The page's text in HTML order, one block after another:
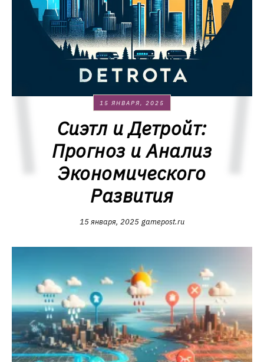
15 ЯНВАРЯ, 2025
Сиэтл и Детройт:
Прогноз и Анализ
Экономического
Развития
15 января, 2025 gamepost.ru